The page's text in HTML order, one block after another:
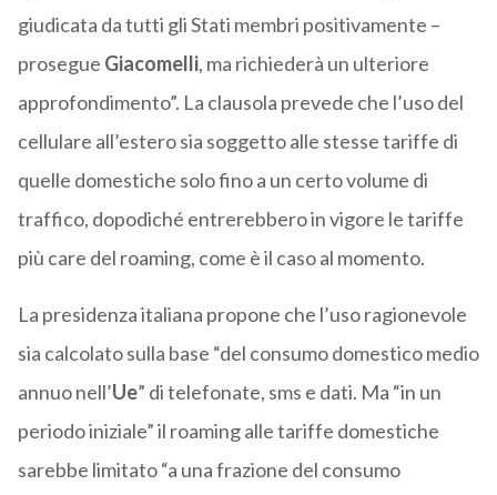
giudicata da tutti gli Stati membri positivamente –
prosegue Giacomelli, ma richiederà un ulteriore
approfondimento”. La clausola prevede che l’uso del
cellulare all’estero sia soggetto alle stesse tariffe di
quelle domestiche solo fino a un certo volume di
traffico, dopodiché entrerebbero in vigore le tariffe
più care del roaming, come è il caso al momento.
La presidenza italiana propone che l’uso ragionevole
sia calcolato sulla base “del consumo domestico medio
annuo nell’Ue” di telefonate, sms e dati. Ma “in un
periodo iniziale” il roaming alle tariffe domestiche
sarebbe limitato “a una frazione del consumo